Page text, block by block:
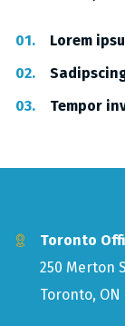
Lorem
Tempor
Toronto
250 Merton
Toronto, ON